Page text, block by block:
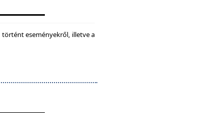
történt eseményekről, illetve a